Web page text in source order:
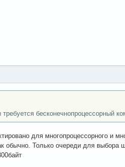
бесконечнопроцессорный
для многопроцессорного и
обычно. Только очереди для выбора